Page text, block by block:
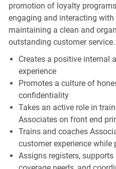
promotion of loyalty
engaging and interacting
maintaining a clean and
outstanding customer service.
Creates a positive internal
experience
Promotes a culture of
confidentiality
Takes an active role in
Associates on front end
Trains and coaches
customer experience
Assigns registers,